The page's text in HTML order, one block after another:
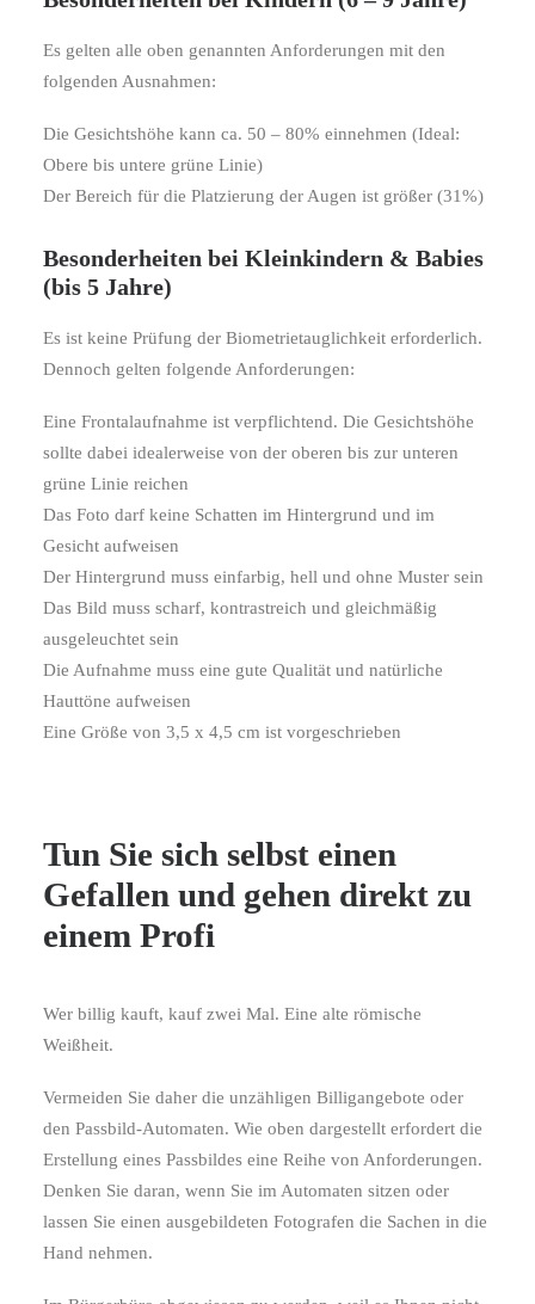
Es gelten alle oben genannten Anforderungen mit den
folgenden Ausnahmen:
Die Gesichtshöhe kann ca. 50 – 80% einnehmen (Ideal:
Obere bis untere grüne Linie)
Der Bereich für die Platzierung der Augen ist größer (31%)
Besonderheiten bei Kleinkindern & Babies
(bis 5 Jahre)
Es ist keine Prüfung der Biometrietauglichkeit erforderlich.
Dennoch gelten folgende Anforderungen:
Eine Frontalaufnahme ist verpflichtend. Die Gesichtshöhe
sollte dabei idealerweise von der oberen bis zur unteren
grüne Linie reichen
Das Foto darf keine Schatten im Hintergrund und im
Gesicht aufweisen
Der Hintergrund muss einfarbig, hell und ohne Muster sein
Das Bild muss scharf, kontrastreich und gleichmäßig
ausgeleuchtet sein
Die Aufnahme muss eine gute Qualität und natürliche
Hauttöne aufweisen
Eine Größe von 3,5 x 4,5 cm ist vorgeschrieben
Tun Sie sich selbst einen
Gefallen und gehen direkt zu
einem Profi
Wer billig kauft, kauf zwei Mal. Eine alte römische
Weißheit.
Vermeiden Sie daher die unzähligen Billigangebote oder
den Passbild-Automaten. Wie oben dargestellt erfordert die
Erstellung eines Passbildes eine Reihe von Anforderungen.
Denken Sie daran, wenn Sie im Automaten sitzen oder
lassen Sie einen ausgebildeten Fotografen die Sachen in die
Hand nehmen.